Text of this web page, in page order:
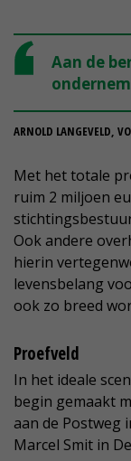
Aan de
ARNOLD LANGEVELD,
Met het totale
ruim 2 miljoen
Ook andere
hierin
levensbelang
ook zo breed
Proefveld
In het ideale
begin gemaakt
aan de Postweg
Marcel Smit in